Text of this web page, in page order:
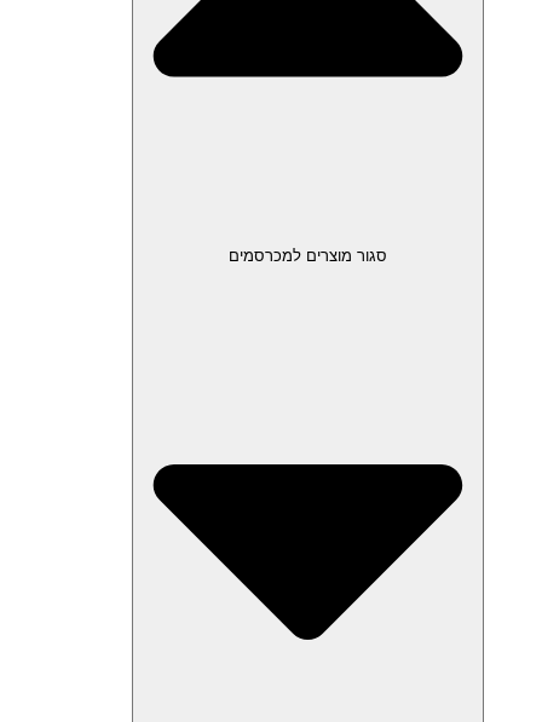
סגור מוצרים למכרסמים